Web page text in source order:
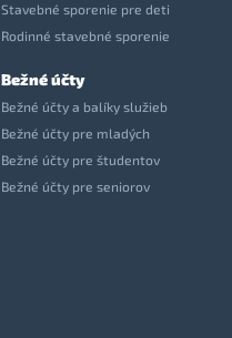
Stavebné sporenie pre deti
Rodinné stavebné sporenie
Bežné účty
Bežné účty a balíky služieb
Bežné účty pre mladých
Bežné účty pre študentov
Bežné účty pre seniorov